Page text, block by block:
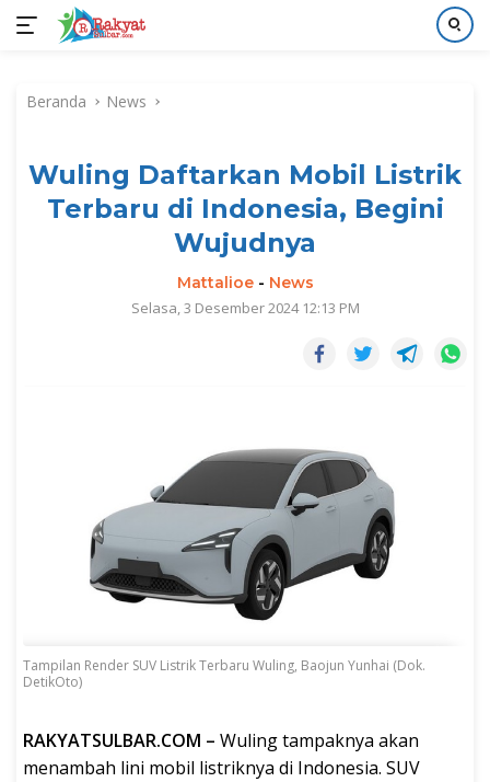
kontenBeranda News
Wuling Daftarkan Mobil Listrik
Terbaru di Indonesia, Begini
Wujudnya
Mattalioe- News
Selasa, 3 Desember 2024 12:13 PM
Tampilan Render SUV Listrik Terbaru Wuling, Baojun Yunhai (Dok.
DetikOto)
RAKYATSULBAR.COM – Wuling tampaknya akan
menambah lini mobil listriknya di Indonesia. SUV